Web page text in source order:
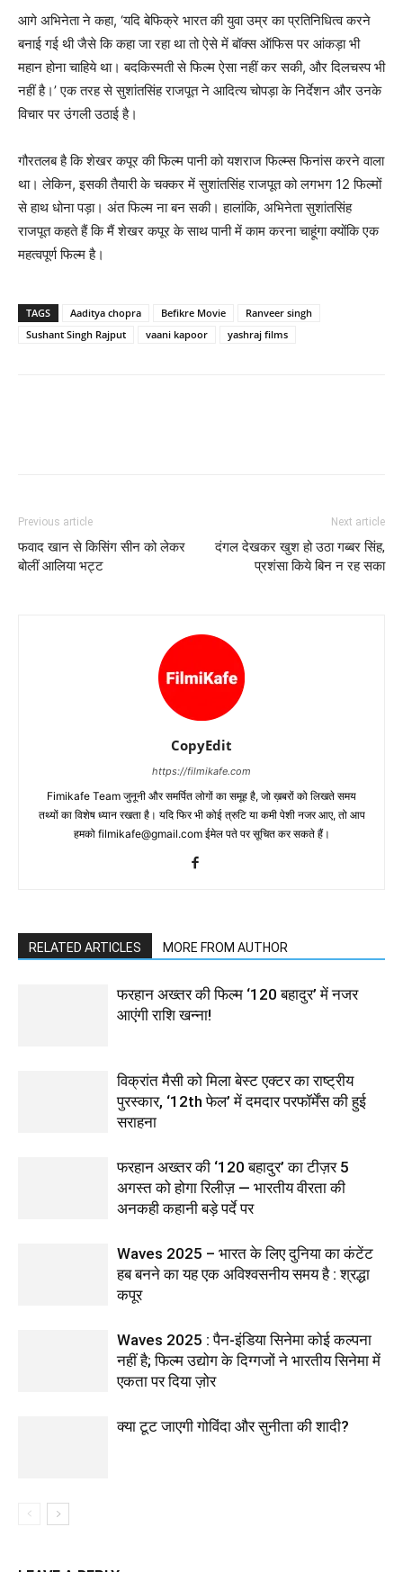
आगे अभिनेता ने कहा, ‘यदि बेफिक्रे भारत की युवा उम्र का प्रतिनिधित्‍व करने
बनाई गई थी जैसे कि कहा जा रहा था तो ऐसे में बॉक्‍स ऑफिस पर आंकड़ा भी
महान होना चाहिये था। बदकिस्‍मती से फिल्‍म ऐसा नहीं कर सकी, और दिलचस्‍प भी
नहीं है।’ एक तरह से सुशांतसिंह राजपूत ने आदित्‍य चोपड़ा के निर्देशन और उनके
विचार पर उंगली उठाई है।
गौरतलब है कि शेखर कपूर की फिल्‍म पानी को यशराज फिल्‍म्‍स फिनांस करने वाला
था। लेकिन, इसकी तैयारी के चक्‍कर में सुशांतसिंह राजपूत को लगभग 12 फिल्‍मों
से हाथ धोना पड़ा। अंत फिल्‍म ना बन सकी। हालांकि, अभिनेता सुशांतसिंह
राजपूत कहते हैं कि मैं शेखर कपूर के साथ पानी में काम करना चाहूंगा क्‍योंकि एक
महत्‍वपूर्ण फिल्‍म है।
TAGS Aaditya chopra Befikre Movie
Ranveer singh
Sushant Singh Rajput
vaani kapoor yashraj films
Previous article
फवाद खान से किसिंग सीन को लेकर
बोलीं आलिया भट्ट
Next article
दंगल देखकर खुश हो उठा गब्‍बर सिंह,
प्रशंसा किये बिन न रह सका
CopyEdit
https://filmikafe.com
Fimikafe Team जुनूनी और समर्पित लोगों का समूह है, जो ख़बरों को लिखते समय
तथ्‍यों का विशेष ध्‍यान रखता है। यदि फिर भी कोई त्रुटि या कमी पेशी नजर आए, तो आप
हमको filmikafe@gmail.com ईमेल पते पर सूचित कर सकते हैं।
RELATED ARTICLES MORE FROM AUTHOR
फरहान अख्तर की फिल्म ‘120 बहादुर’ में नजर
आएंगी राशि खन्ना!
विक्रांत मैसी को मिला बेस्ट एक्टर का राष्ट्रीय
पुरस्कार, ‘12th फेल’ में दमदार परफॉर्मेंस की हुई
सराहना
फरहान अख्तर की ‘120 बहादुर’ का टीज़र 5
अगस्त को होगा रिलीज़ — भारतीय वीरता की
अनकही कहानी बड़े पर्दे पर
Waves 2025 – भारत के लिए दुनिया का कंटेंट
हब बनने का यह एक अविश्वसनीय समय है : श्रद्धा
कपूर
Waves 2025 : पैन-इंडिया सिनेमा कोई कल्पना
नहीं है; फिल्म उद्योग के दिग्गजों ने भारतीय सिनेमा में
एकता पर दिया ज़ोर
क्या टूट जाएगी गोविंदा और सुनीता की शादी?